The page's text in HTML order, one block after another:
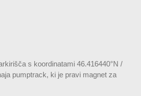
s koordinatami 46.416440°N /
pumptrack, ki je pravi magnet za